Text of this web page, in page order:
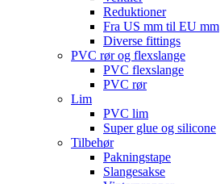
Reduktioner
Fra US mm til EU mm
Diverse fittings
PVC rør og flexslange
PVC flexslange
PVC rør
Lim
PVC lim
Super glue og silicone
Tilbehør
Pakningstape
Slangesakse